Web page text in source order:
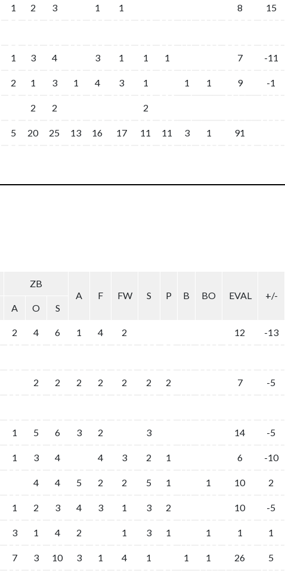
1 2 3 1 1 8 15
1 3 4 3 1 1 1 7 -11
2 1 3 1 4 3 1 1 1 9 -1
2 2 2
5 20 25 13 16 17 11 11 3 1 91
ZB
A
F FW S P B BO EVAL
+/-
A O S
2 4 6 1 4 2 12 -13
2 2 2 2 2 2 2 7 -5
1 5 6 3 2 3 14 -5
1 3 4 4 3 2 1 6 -10
4 4 5 2 2 5 1 1 10 2
1 2 3 4 3 1 3 2 10 -5
3 1 4 2 1 3 1 1 1 1
7 3 10 3 1 4 1 1 1 26 5